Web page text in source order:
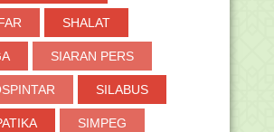
SHALAT
SIARAN PERS
SILABUS
SIMPEG